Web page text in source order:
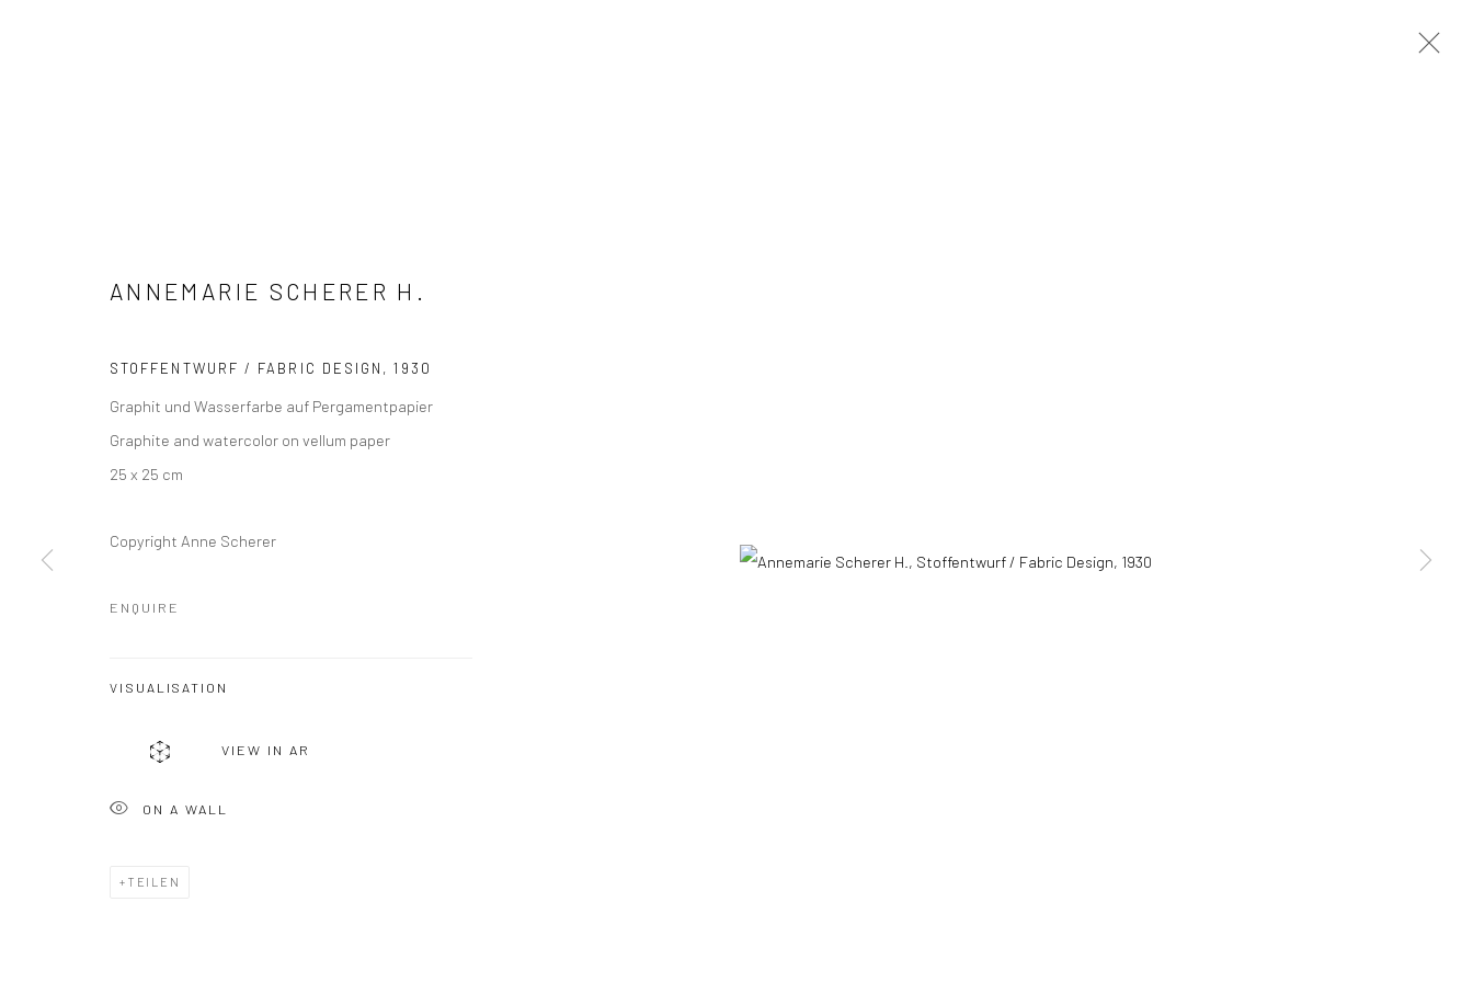
Manage cookies
COPYRIGHT (C) ANNE SCHERER
ANNEMARIE SCHERER H.
STOFFENTWURF / FABRIC DESIGN ,1930
Graphit und Wasserfarbe auf Pergamentpapier
Graphite and watercolor on vellum paper
25 x 25 cm
Copyright Anne Scherer
ENQUIRE
VISUALISATION
VIEW IN AR
ON A WALL
TEILEN